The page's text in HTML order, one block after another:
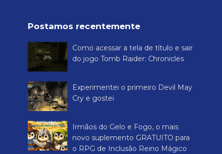
Postamos recentemente
Como acessar a tela de título e sair
do jogo Tomb Raider: Chronicles
Experimentei o primeiro Devil May
Cry e gostei
Irmãos do Gelo e Fogo, o mais
novo suplemento GRATUITO para
o RPG de Inclusão Reino Mágico